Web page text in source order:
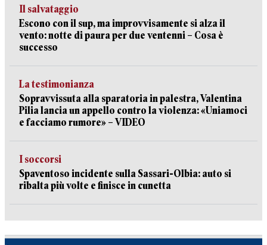
Il salvataggio
Escono con il sup, ma improvvisamente si alza il
vento: notte di paura per due ventenni – Cosa è
successo
La testimonianza
Sopravvissuta alla sparatoria in palestra, Valentina
Pilia lancia un appello contro la violenza: «Uniamoci
e facciamo rumore» – VIDEO
I soccorsi
Spaventoso incidente sulla Sassari-Olbia: auto si
ribalta più volte e finisce in cunetta